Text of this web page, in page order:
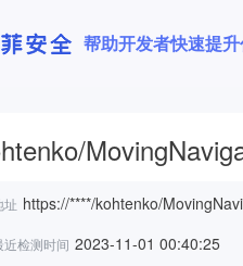
帮助开发者快速提
址 https://****/kohtenko/
近检测时间 2023-11-01 00:40:25